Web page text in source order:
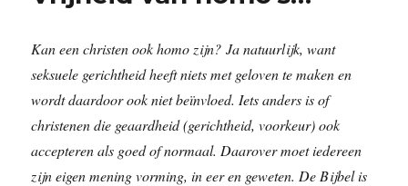
Kan een christen ook homo zijn?Ja natuurlijk, want
seksuele gerichtheid heeft niets met geloven te maken en
wordt daardoor ook niet beïnvloed. Iets anders is of
christenen die geaardheid (gerichtheid, voorkeur) ook
accepteren als goed of normaal. Daarover moet iedereen
zijn eigen mening vorming, in eer en geweten. De Bijbel is